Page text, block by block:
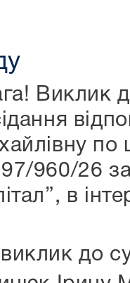
Виклик
по
960/26
в
до